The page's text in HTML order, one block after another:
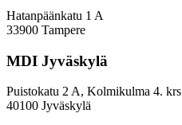
Hatanpäänkatu 1 A
33900 Tampere
MDI Jyväskylä
Puistokatu 2 A, Kolmikulma 4. krs
40100 Jyväskylä